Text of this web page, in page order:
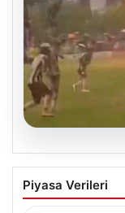
Olmaz
yıldırım
Piyasa Verileri